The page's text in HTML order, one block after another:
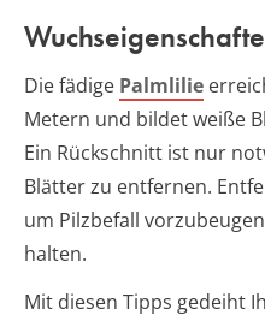
Die fädige Palmlilie
Metern und bildet weiße
Ein Rückschnitt ist nur
Blätter zu entfernen.
um Pilzbefall
halten.
Mit diesen Tipps gedeiht